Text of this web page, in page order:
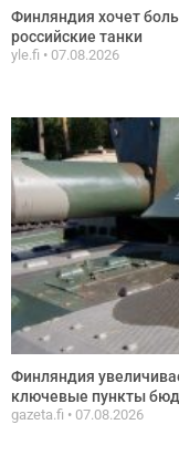
Финляндия хочет
российские танки
yle.fi 07.08.2026
Финляндия
ключевые пункты
gazeta.fi 07.08.2026